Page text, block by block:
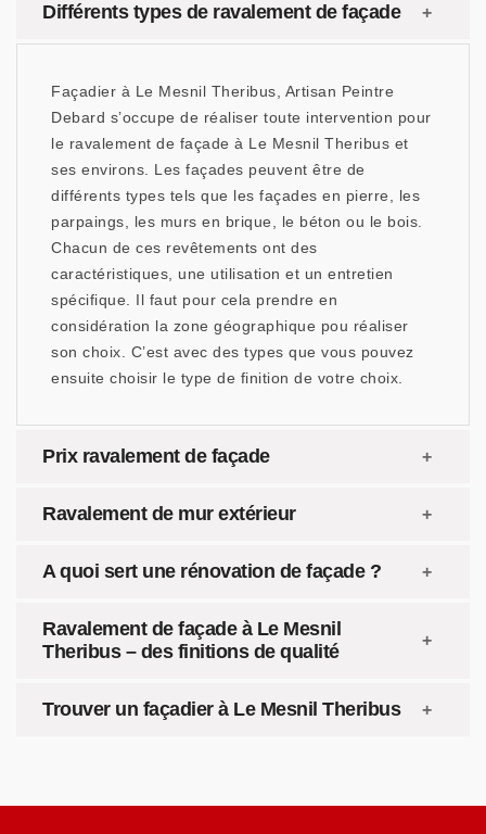
Différents types de ravalement de façade
Façadier à Le Mesnil Theribus, Artisan Peintre
Debard s’occupe de réaliser toute intervention pour
le ravalement de façade à Le Mesnil Theribus et
ses environs. Les façades peuvent être de
différents types tels que les façades en pierre, les
parpaings, les murs en brique, le béton ou le bois.
Chacun de ces revêtements ont des
caractéristiques, une utilisation et un entretien
spécifique. Il faut pour cela prendre en
considération la zone géographique pou réaliser
son choix. C’est avec des types que vous pouvez
ensuite choisir le type de finition de votre choix.
Prix ravalement de façade
Ravalement de mur extérieur
A quoi sert une rénovation de façade ?
Ravalement de façade à Le Mesnil
Theribus – des finitions de qualité
Trouver un façadier à Le Mesnil Theribus